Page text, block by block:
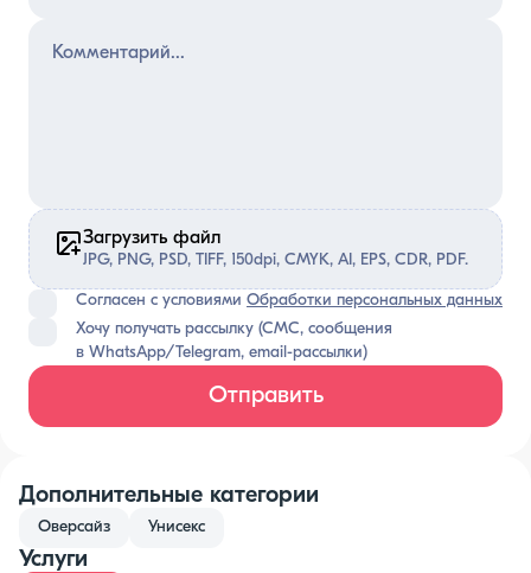
Загрузить файл
JPG, PNG, PSD, TIFF, 150dpi, CMYK, AI, EPS, CDR, PDF.
Согласен с условиями Обработки персональных данных
Хочу получать рассылку (СМС, сообщения
в WhatsApp/Telegram, email-рассылки)
Отправить
Дополнительные категории
Оверсайз Унисекс
Услуги